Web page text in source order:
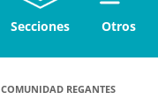
Secciones Otros
REGANTES